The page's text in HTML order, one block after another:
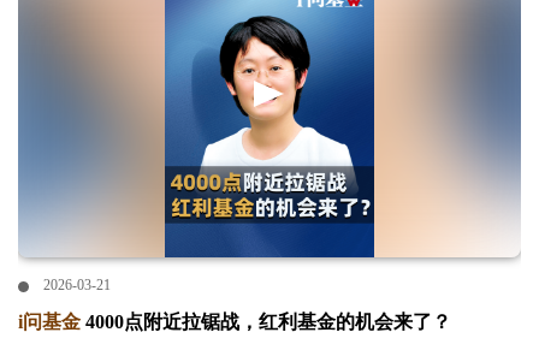
2026-03-21
i问基金 4000点附近拉锯战，红利基金的机会来了？